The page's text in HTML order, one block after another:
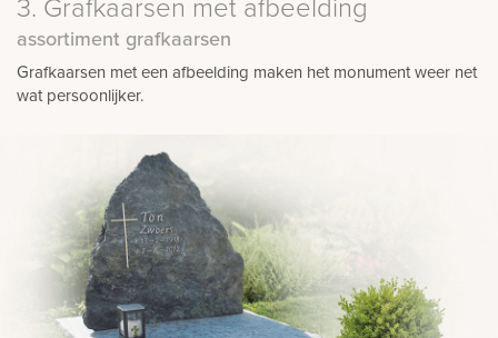
assortiment grafkaarsen
Grafkaarsen met een afbeelding maken het monument weer net
wat persoonlijker.